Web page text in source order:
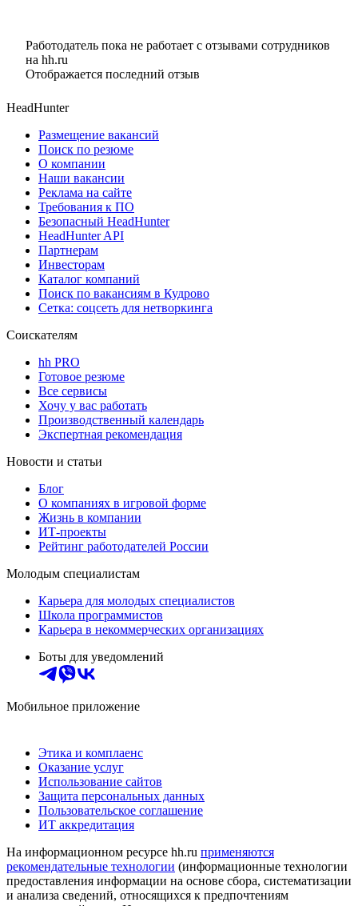
Работодатель пока не работает с отзывами сотрудников
на hh.ru
Отображается последний отзыв
HeadHunter
Размещение вакансий
Поиск по резюме
О компании
Наши вакансии
Реклама на сайте
Требования к ПО
Безопасный HeadHunter
HeadHunter API
Партнерам
Инвесторам
Каталог компаний
Поиск по вакансиям в Кудрово
Сетка: соцсеть для нетворкинга
Соискателям
hh PRO
Готовое резюме
Все сервисы
Хочу у вас работать
Производственный календарь
Экспертная рекомендация
Новости и статьи
Блог
О компаниях в игровой форме
Жизнь в компании
ИТ-проекты
Рейтинг работодателей России
Молодым специалистам
Карьера для молодых специалистов
Школа программистов
Карьера в некоммерческих организациях
Боты для уведомлений
Мобильное приложение
Этика и комплаенс
Оказание услуг
Использование сайтов
Защита персональных данных
Пользовательское соглашение
ИТ аккредитация
На информационном ресурсе hh.ru применяются
рекомендательные технологии (информационные технологии
предоставления информации на основе сбора, систематизации
и анализа сведений, относящихся к предпочтениям